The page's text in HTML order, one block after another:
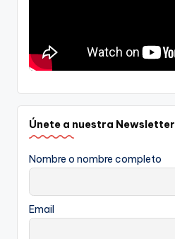
Únete a nuestra Newsletter
Nombre o nombre completo
Email